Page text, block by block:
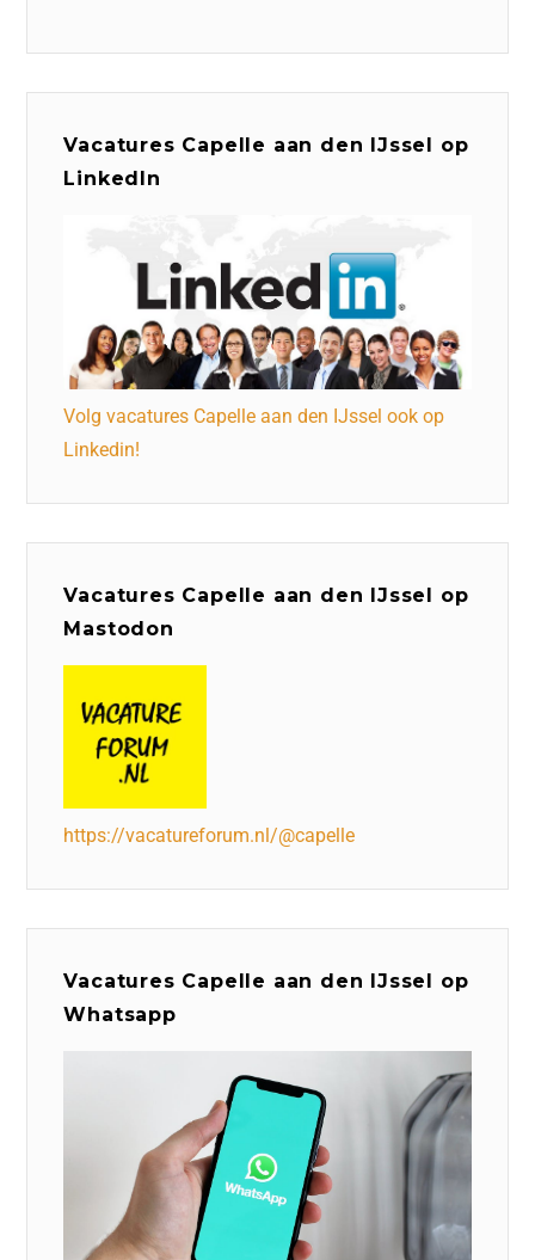
Vacatures Capelle aan den IJssel op
LinkedIn
Volg vacatures Capelle aan den IJssel ook op
Linkedin!
Vacatures Capelle aan den IJssel op
Mastodon
https://vacatureforum.nl/@capelle
Vacatures Capelle aan den IJssel op
Whatsapp